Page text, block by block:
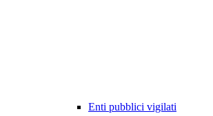
Enti pubblici vigilati